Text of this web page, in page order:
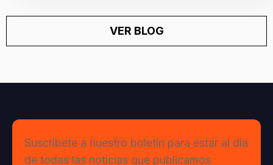
VER BLOG
Suscríbete a nuestro boletín para estar al día
de todas las noticias que publicamos